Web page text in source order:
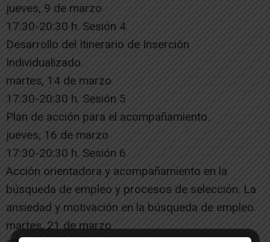
jueves, 9 de marzo
17:30-20:30 h. Sesión 4
Desarrollo del Itinerario de Inserción
Individualizado.
martes, 14 de marzo
17:30-20:30 h. Sesión 5
Plan de acción para el acompañamiento.
jueves, 16 de marzo
17:30-20:30 h. Sesión 6
Acción orientadora y acompañamiento en la
búsqueda de empleo y procesos de selección. La
ansiedad y motivación en la búsqueda de empleo.
martes, 21 de marzo